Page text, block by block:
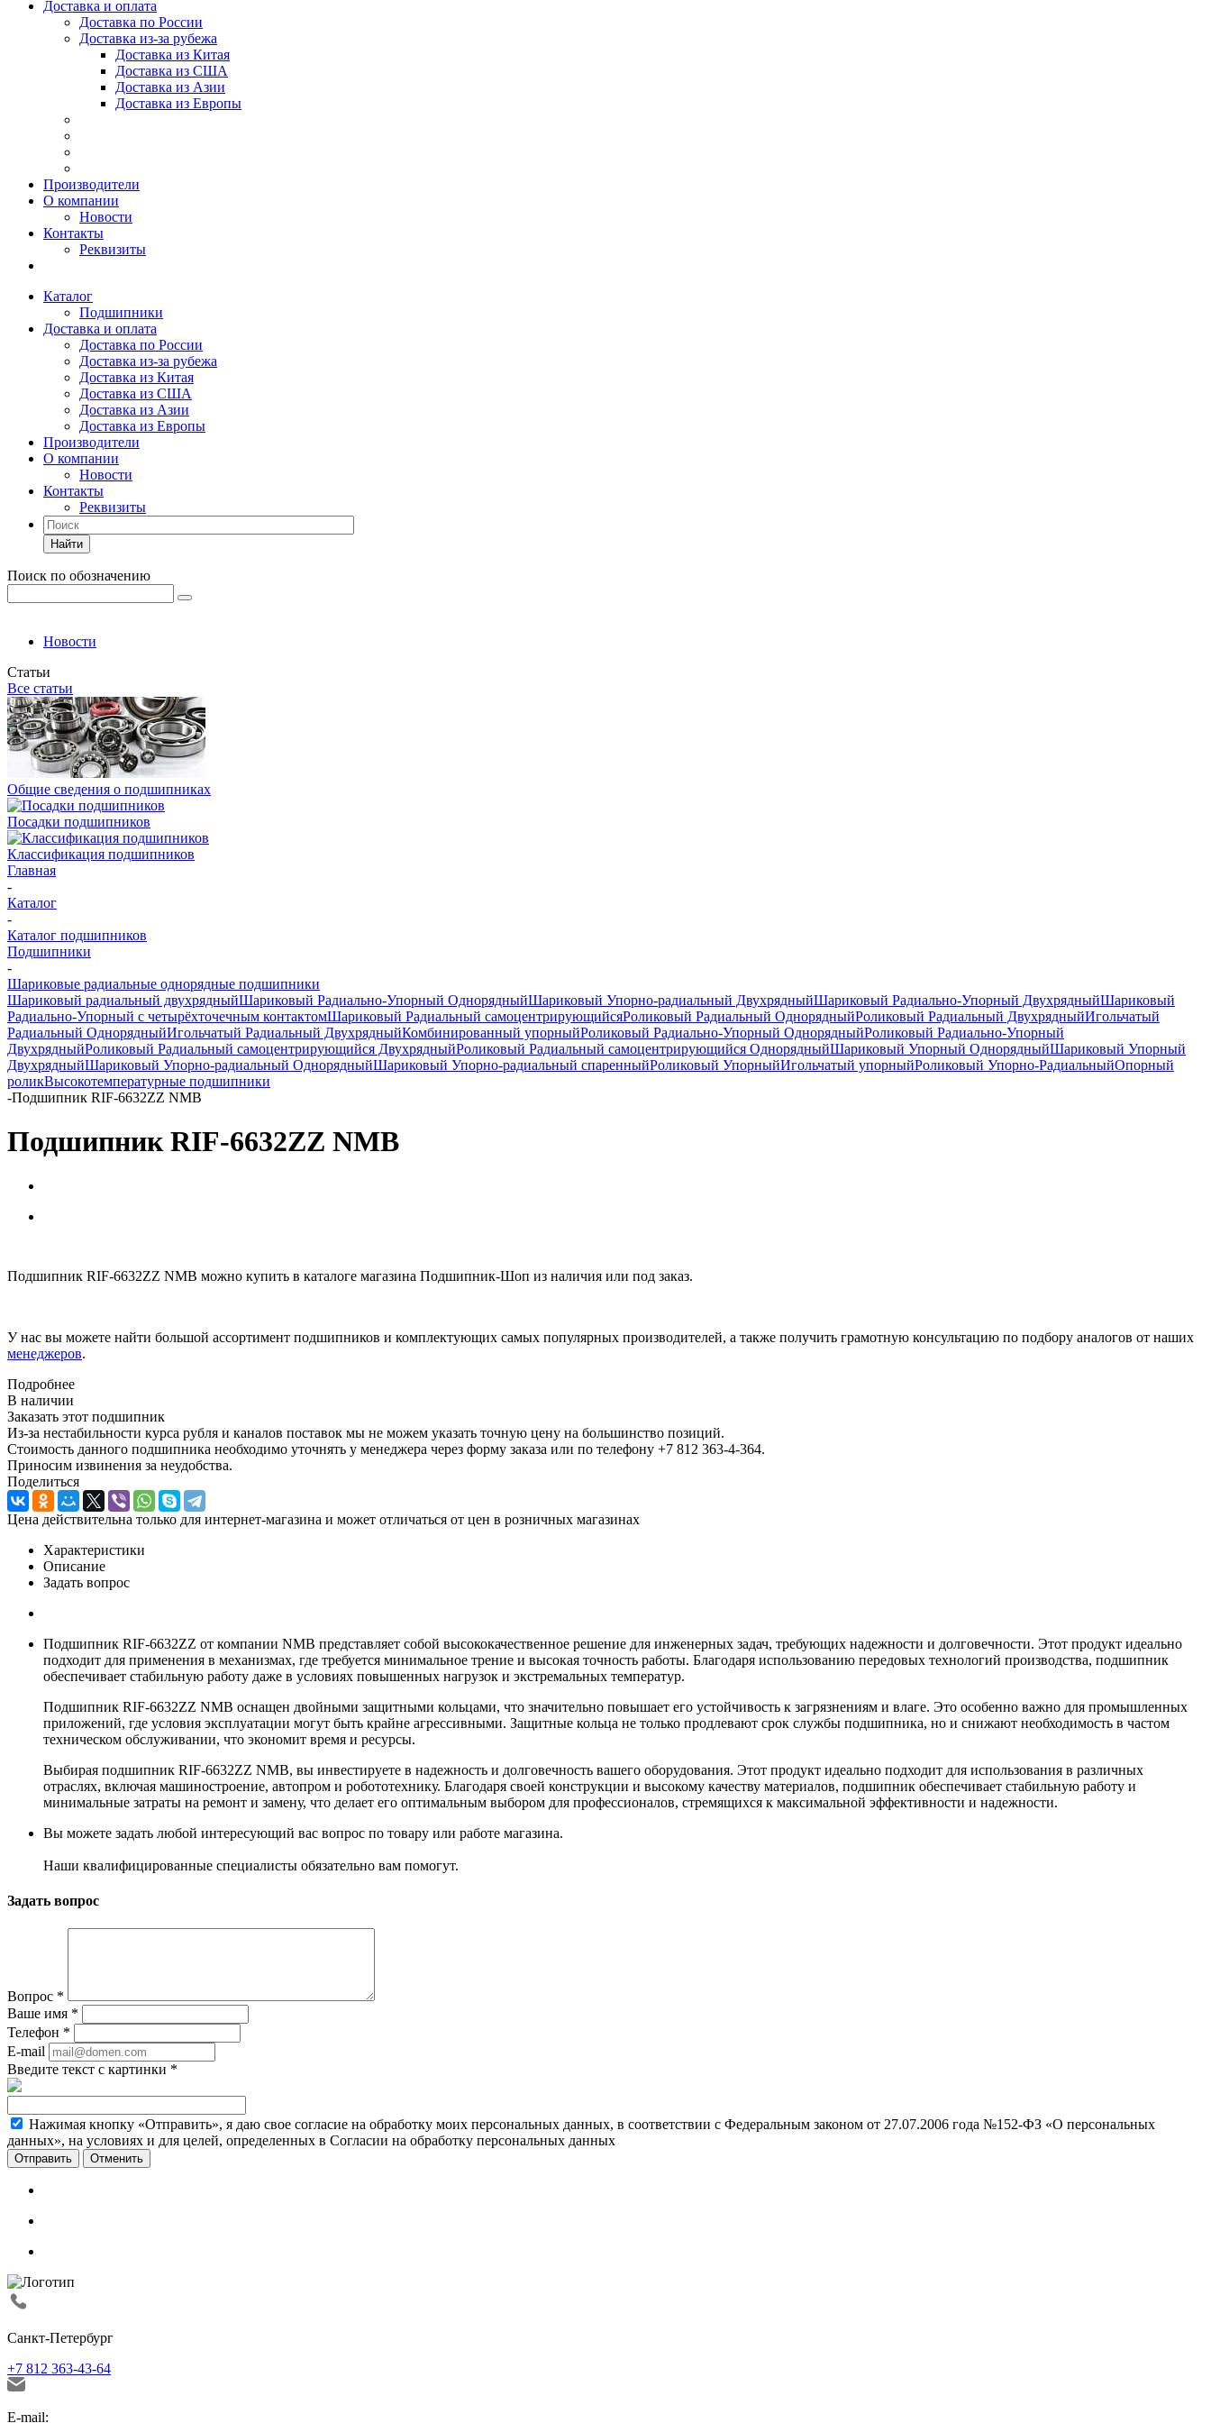
Доставка и оплата
Доставка по России
Доставка из-за рубежа
Доставка из Китая
Доставка из США
Доставка из Азии
Доставка из Европы
Производители
О компании
Новости
Контакты
Реквизиты
Каталог
Подшипники
Доставка и оплата
Доставка по России
Доставка из-за рубежа
Доставка из Китая
Доставка из США
Доставка из Азии
Доставка из Европы
Производители
О компании
Новости
Контакты
Реквизиты
Найти
Поиск по обозначению
Новости
Статьи
Все статьи
Общие сведения о подшипниках
Посадки подшипников
Классификация подшипников
Главная
-
Каталог
-
Каталог подшипников
Подшипники
-
Шариковые радиальные однорядные подшипники
Шариковый радиальный двухрядныйШариковый Радиально-Упорный ОднорядныйШариковый Упорно-радиальный ДвухрядныйШариковый Радиально-Упорный ДвухрядныйШариковый
Радиально-Упорный с четырёхточечным контактомШариковый Радиальный самоцентрирующийсяРоликовый Радиальный ОднорядныйРоликовый Радиальный ДвухрядныйИгольчатый
Радиальный ОднорядныйИгольчатый Радиальный ДвухрядныйКомбинированный упорныйРоликовый Радиально-Упорный ОднорядныйРоликовый Радиально-Упорный
ДвухрядныйРоликовый Радиальный самоцентрирующийся ДвухрядныйРоликовый Радиальный самоцентрирующийся ОднорядныйШариковый Упорный ОднорядныйШариковый Упорный
ДвухрядныйШариковый Упорно-радиальный ОднорядныйШариковый Упорно-радиальный спаренныйРоликовый УпорныйИгольчатый упорныйРоликовый Упорно-РадиальныйОпорный
роликВысокотемпературные подшипники
-Подшипник RIF-6632ZZ NMB
Подшипник RIF-6632ZZ NMB
Подшипник RIF-6632ZZ NMB можно купить в каталоге магазина Подшипник-Шоп из наличия или под заказ.
У нас вы можете найти большой ассортимент подшипников и комплектующих самых популярных производителей, а также получить грамотную консультацию по подбору аналогов от наших
менеджеров.
Подробнее
В наличии
Заказать этот подшипник
Из-за нестабильности курса рубля и каналов поставок мы не можем указать точную цену на большинство позиций.
Стоимость данного подшипника необходимо уточнять у менеджера через форму заказа или по телефону +7 812 363-4-364.
Приносим извинения за неудобства.
Поделиться
Цена действительна только для интернет-магазина и может отличаться от цен в розничных магазинах
Характеристики
Описание
Задать вопрос
Подшипник RIF-6632ZZ от компании NMB представляет собой высококачественное решение для инженерных задач, требующих надежности и долговечности. Этот продукт идеально
подходит для применения в механизмах, где требуется минимальное трение и высокая точность работы. Благодаря использованию передовых технологий производства, подшипник
обеспечивает стабильную работу даже в условиях повышенных нагрузок и экстремальных температур.
Подшипник RIF-6632ZZ NMB оснащен двойными защитными кольцами, что значительно повышает его устойчивость к загрязнениям и влаге. Это особенно важно для промышленных
приложений, где условия эксплуатации могут быть крайне агрессивными. Защитные кольца не только продлевают срок службы подшипника, но и снижают необходимость в частом
техническом обслуживании, что экономит время и ресурсы.
Выбирая подшипник RIF-6632ZZ NMB, вы инвестируете в надежность и долговечность вашего оборудования. Этот продукт идеально подходит для использования в различных
отраслях, включая машиностроение, автопром и робототехнику. Благодаря своей конструкции и высокому качеству материалов, подшипник обеспечивает стабильную работу и
минимальные затраты на ремонт и замену, что делает его оптимальным выбором для профессионалов, стремящихся к максимальной эффективности и надежности.
Вы можете задать любой интересующий вас вопрос по товару или работе магазина.
Наши квалифицированные специалисты обязательно вам помогут.
Задать вопрос
Вопрос *
Ваше имя *
Телефон *
E-mail
Введите текст с картинки *
Нажимая кнопку «Отправить», я даю свое согласие на обработку моих персональных данных, в соответствии с Федеральным законом от 27.07.2006 года №152-ФЗ «О персональных
данных», на условиях и для целей, определенных в Согласии на обработку персональных данных
Отменить
Санкт-Петербург
+7 812 363-43-64
E-mail: